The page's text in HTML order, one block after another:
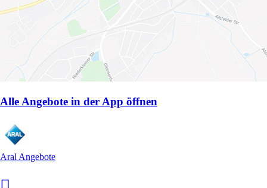
Alle Angebote in der App öffnen
Aral Angebote